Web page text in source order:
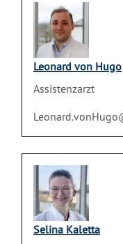
Leonard von Hugo
Assistenzarzt
Selina Kaletta